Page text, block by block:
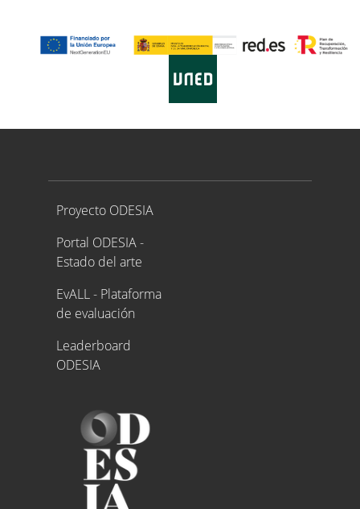
Proyecto ODESIA
Proyecto ODESIA
Portal ODESIA -
Estado del arte
EvALL - Plataforma
de evaluación
Leaderboard
ODESIA